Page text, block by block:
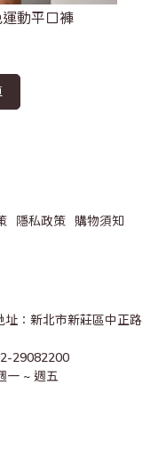
動平口褲
隱私政策
購物須知
：新北市新莊區中正路
29082200
一 ~ 週五